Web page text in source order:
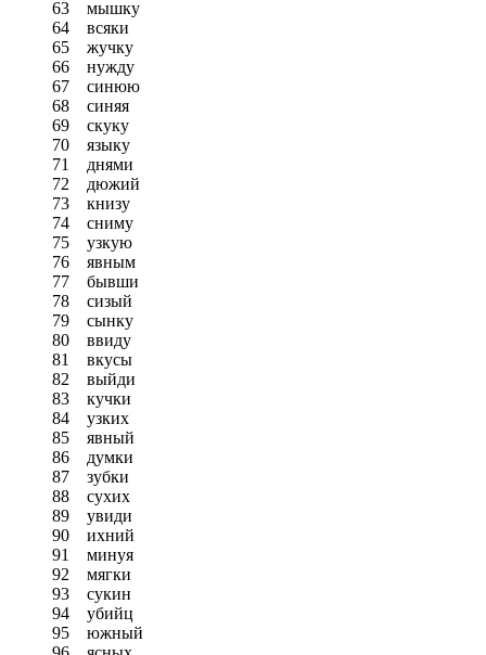
63
мышку
64
всяки
65
жучку
66
нужду
67
синюю
68
синяя
69
скуку
70
языку
71
днями
72
дюжий
73
книзу
74
сниму
75
узкую
76
явным
77
бывши
78
сизый
79
сынку
80
ввиду
81
вкусы
82
выйди
83
кучки
84
узких
85
явный
86
думки
87
зубки
88
сухих
89
увиди
90
ихний
91
минуя
92
мягки
93
сукин
94
убийц
95
южный